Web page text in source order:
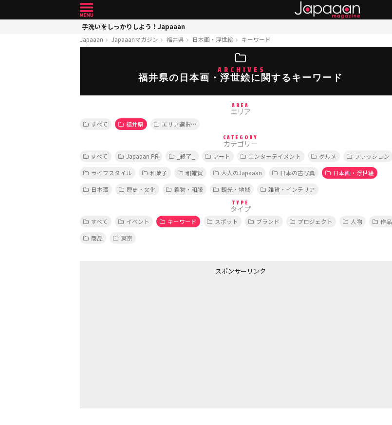
手洗いをしっかりしよう！Japaaan
Japaaan Japaaanマガジン 福井県 日本画・浮世絵 キーワード
ARCHIVES
福井県の日本画・浮世絵に関するキーワード
AREA
エリア
すべて 福井県 エリア選択…
CATEGORY
カテゴリー
すべて Japaaan PR _終了_ アート エンターテイメント グルメ
ファッション
ライフスタイル
和菓子 和雑貨 大人のJapaaan 日本の古写真
日本画・浮世絵
日本酒
歴史・文化 着物・和服 観光・地域 雑貨・インテリア
TYPE
タイプ
すべて イベント キーワード スポット ブランド プロジェクト 人物
作品
商品
東京
スポンサーリンク